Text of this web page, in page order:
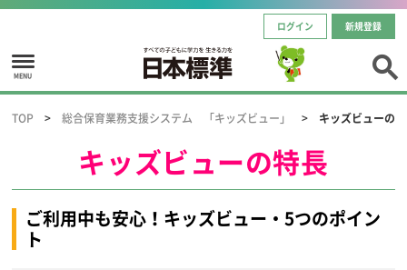
ログイン 新規登録
MENU
TOP 総合保育業務支援システム 「キッズビュー」 キッズビューの
キッズビューの特長
ご利用中も安心！キッズビュー・5つのポイン
ト